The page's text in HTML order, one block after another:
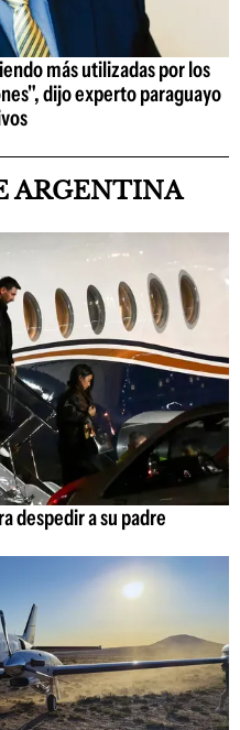
más utilizadas por los
dijo experto paraguayo
ARGENTINA
despedir a su padre